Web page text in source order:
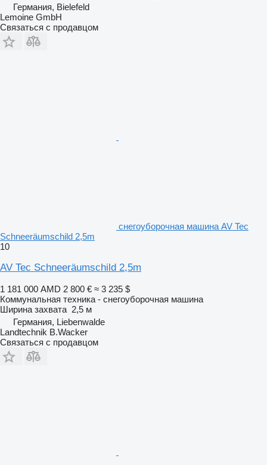
Германия, Bielefeld
Lemoine GmbH
Связаться с продавцом
снегоуборочная машина AV Tec
Schneeräumschild 2,5m
10
AV Tec Schneeräumschild 2,5m
1 181 000 AMD 2 800 € ≈ 3 235 $
Коммунальная техника - снегоуборочная машина
Ширина захвата 2,5 м
Германия, Liebenwalde
Landtechnik B.Wacker
Связаться с продавцом